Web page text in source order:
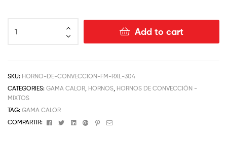
Add to cart
SKU: HORNO-DE-CONVECCION-FM-RXL-304
CATEGORIES: GAMA CALOR HORNOS HORNOS DE CONVECCIÓN -
MIXTOS
TAG: GAMA CALOR
COMPARTIR:
FacebookTwitterLinkedinGoogle+Pinterest
Email